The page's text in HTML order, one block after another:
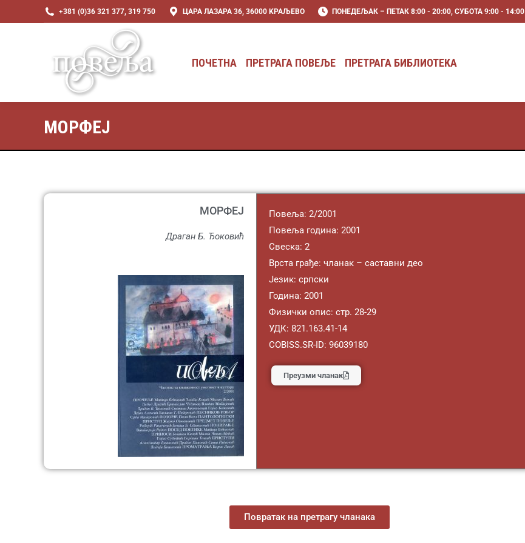
+381 (0)36 321 377, 319 750 ЦАРА ЛАЗАРА 36, 36000 KРАЉЕВО ПОНЕДЕЉАК – ПЕТАК 8:00 - 20:00, СУБОТА 9:00 - 14:00
ПОЧЕТНА ПРЕТРАГА ПОВЕЉЕ ПРЕТРАГА БИБЛИОТЕКА
МОРФЕЈ
МОРФЕЈ
Драган Б. Ђоковић
Повеља: 2/2001
Повеља година: 2001
Свеска: 2
Врста грађе: чланак – саставни део
Језик: српски
Година: 2001
Физички опис: стр. 28-29
УДК: 821.163.41-14
COBISS.SR-ID: 96039180
Преузми чланак
Повратак на претрагу чланака